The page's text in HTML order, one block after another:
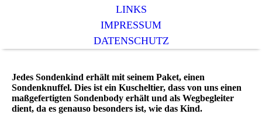
LINKS
IMPRESSUM
DATENSCHUTZ
Jedes Sondenkind erhält mit seinem Paket, einen
Sondenknuffel. Dies ist ein Kuscheltier, dass von uns einen
maßgefertigten Sondenbody erhält und als Wegbegleiter
dient, da es genauso besonders ist, wie das Kind.